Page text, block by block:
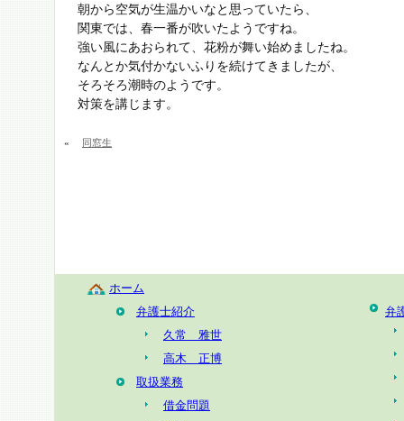
朝から空気が生温かいなと思っていたら、
関東では、春一番が吹いたようですね。
強い風にあおられて、花粉が舞い始めましたね。
なんとか気付かないふりを続けてきましたが、
そろそろ潮時のようです。
対策を講じます。
« 同窓生
ホーム
弁護士紹介
久常 雅世
高木 正博
取扱業務
借金問題
弁